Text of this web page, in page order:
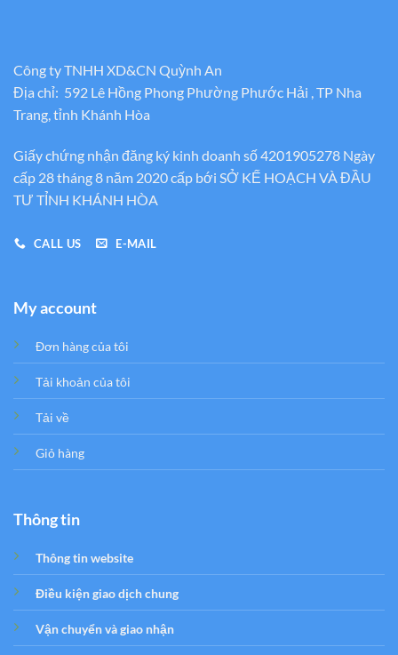
Công ty TNHH XD&CN Quỳnh An
Địa chỉ: 592 Lê Hồng Phong Phường Phước Hải , TP Nha
Trang, tỉnh Khánh Hòa
Giấy chứng nhận đăng ký kinh doanh số 4201905278 Ngày
cấp 28 tháng 8 năm 2020 cấp bới SỞ KẾ HOẠCH VÀ ĐẦU
TƯ TỈNH KHÁNH HÒA
CALL US E-MAIL
My account
Đơn hàng của tôi
Tải khoản của tôi
Tải về
Giỏ hàng
Thông tin
Thông tin website
Điều kiện giao dịch chung
Vận chuyển và giao nhận